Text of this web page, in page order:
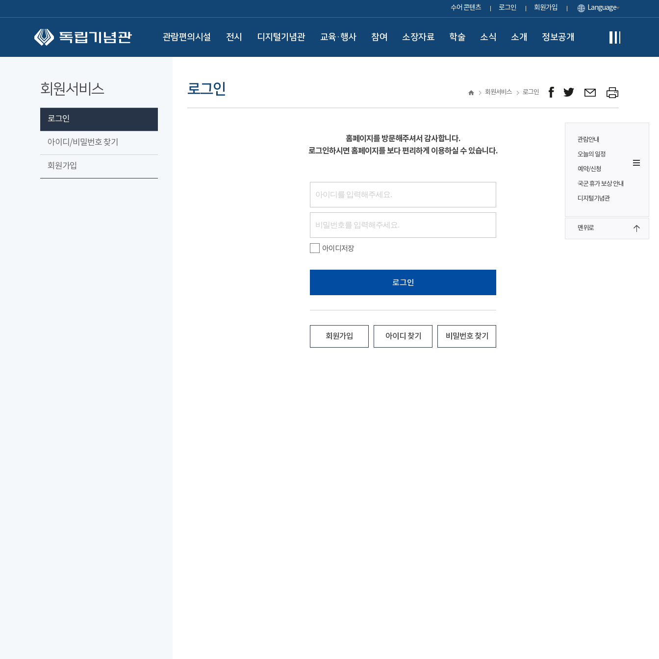
수어 콘텐츠 로그인 회원가입 Language
관람편의시설 전시 디지털기념관 교육·행사 참여 소장자료 학술 소식 소개 정보공개
관람안내
오늘의 일정
예약/신청
국군 휴가 보상 안내
디지털기념관
맨위로
회원서비스
로그인
아이디/비밀번호 찾기
회원가입
로그인 회원서비스 로그인
홈페이지를 방문해주셔서 감사합니다.
로그인하시면 홈페이지를 보다 편리하게 이용하실 수 있습니다.
아이디저장
로그인
회원가입 아이디 찾기 비밀번호 찾기